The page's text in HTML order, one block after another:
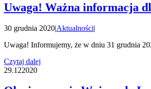
Uwaga! Ważna informacja
30 grudnia 2020|Aktualności|
Uwaga! Informujemy, że w dniu 31 grudnia
Czytaj dalej
29.122020